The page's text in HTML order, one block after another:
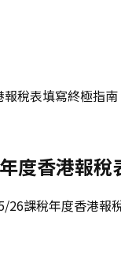
稅表填寫終極指南
度香港報稅
26課稅年度香港